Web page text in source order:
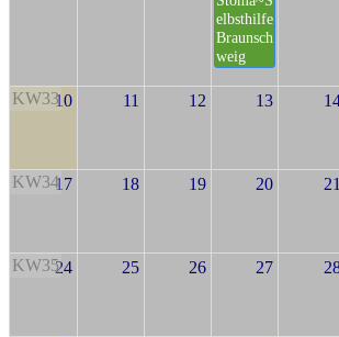
elbsthilfe
Braunsch
weig
KW3310 11 12 13
KW3417 18 19 20 21
KW3524 25 26 27